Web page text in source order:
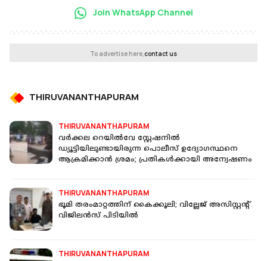
Join WhatsApp Channel
To advertise here,contact us
THIRUVANANTHAPURAM
THIRUVANANTHAPURAM
വർക്കല റെയിൽവേ സ്റ്റേഷനിൽ
ഡ്യൂട്ടിയിലുണ്ടായിരുന്ന പൊലീസ് ഉദ്യോഗസ്ഥനെ
ആക്രമിക്കാൻ ശ്രമം; പ്രതികൾക്കായി അന്വേഷണം
THIRUVANANTHAPURAM
ഭൂമി തരംമാറ്റത്തിന് കൈക്കൂലി; വില്ലേജ് അസിസ്റ്റന്റ്
വിജിലന്‍സ് പിടിയില്‍
THIRUVANANTHAPURAM